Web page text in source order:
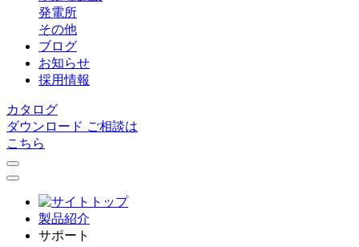
発電所
その他
ブログ
お知らせ
採用情報
カタログ
ダウンロード ご相談は
こちら
製品紹介
サポート